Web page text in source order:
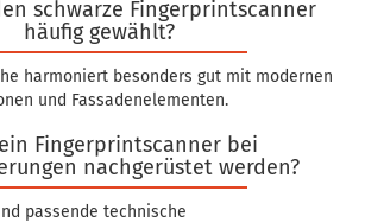
schwarze Fingerprintscanner
häufig gewählt?
harmoniert besonders gut mit modernen
und Fassadenelementen.
Fingerprintscanner bei
nachgerüstet werden?
passende technische